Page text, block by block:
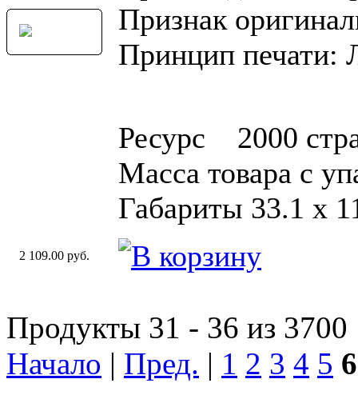
Признак
Принцип печати:
Ресурс 2000
Масса товара с
Габариты 33.1 х
2 109.00 руб.
Продукты 31 - 36 из 3700
Начало | Пред. | 1 2 3 4 5 6